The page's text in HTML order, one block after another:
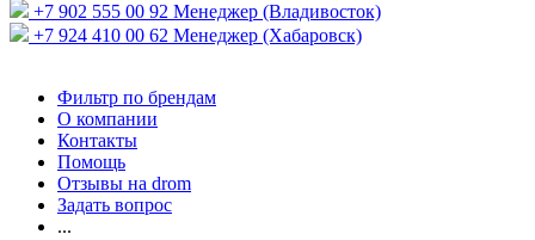
+7 902 555 00 92 Менеджер (Владивосток)
+7 924 410 00 62 Менеджер (Хабаровск)
Фильтр по брендам
О компании
Контакты
Помощь
Отзывы на drom
Задать вопрос
...